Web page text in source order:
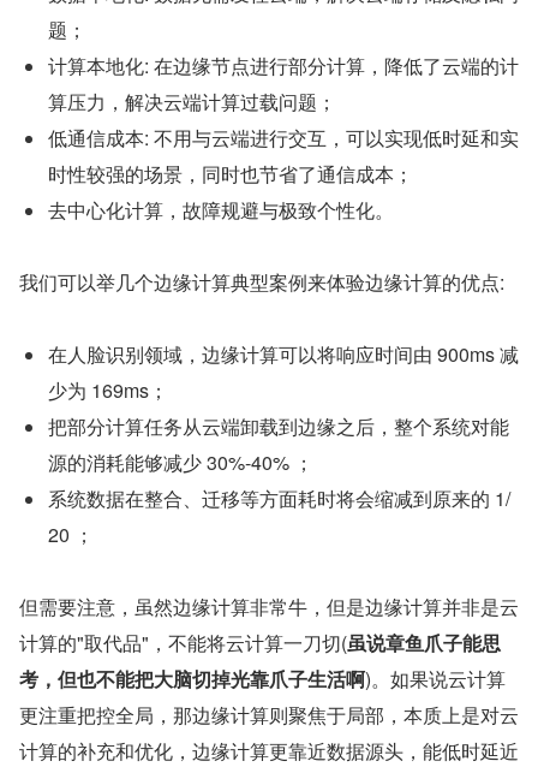
题；
计算本地化: 在边缘节点进行部分计算，降低了云端的计
算压力，解决云端计算过载问题；
低通信成本: 不用与云端进行交互，可以实现低时延和实
时性较强的场景，同时也节省了通信成本；
去中心化计算，故障规避与极致个性化。
我们可以举几个边缘计算典型案例来体验边缘计算的优点:
在人脸识别领域，边缘计算可以将响应时间由 900ms 减
少为 169ms；
把部分计算任务从云端卸载到边缘之后，整个系统对能
源的消耗能够减少 30%-40% ；
系统数据在整合、迁移等方面耗时将会缩减到原来的 1/
20 ；
但需要注意，虽然边缘计算非常牛，但是边缘计算并非是云
计算的"取代品"，不能将云计算一刀切(虽说章鱼爪子能思
考，但也不能把大脑切掉光靠爪子生活啊)。如果说云计算
更注重把控全局，那边缘计算则聚焦于局部，本质上是对云
计算的补充和优化，边缘计算更靠近数据源头，能低时延近